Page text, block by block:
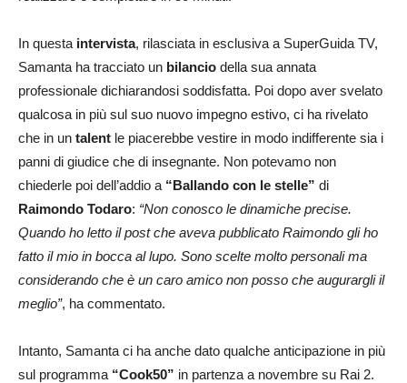
In questa intervista, rilasciata in esclusiva a SuperGuida TV,
Samanta ha tracciato un bilancio della sua annata
professionale dichiarandosi soddisfatta. Poi dopo aver svelato
qualcosa in più sul suo nuovo impegno estivo, ci ha rivelato
che in un talent le piacerebbe vestire in modo indifferente sia i
panni di giudice che di insegnante. Non potevamo non
chiederle poi dell’addio a “Ballando con le stelle” di
Raimondo Todaro: “Non conosco le dinamiche precise.
Quando ho letto il post che aveva pubblicato Raimondo gli ho
fatto il mio in bocca al lupo. Sono scelte molto personali ma
considerando che è un caro amico non posso che augurargli il
meglio”, ha commentato.
Intanto, Samanta ci ha anche dato qualche anticipazione in più
sul programma “Cook50” in partenza a novembre su Rai 2.